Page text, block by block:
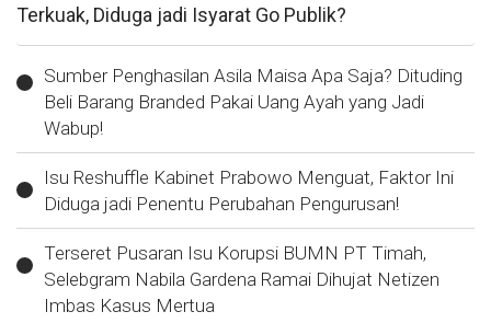
Terkuak, Diduga jadi Isyarat Go Publik?
Sumber Penghasilan Asila Maisa Apa Saja? Dituding
Beli Barang Branded Pakai Uang Ayah yang Jadi
Wabup!
Isu Reshuffle Kabinet Prabowo Menguat, Faktor Ini
Diduga jadi Penentu Perubahan Pengurusan!
Terseret Pusaran Isu Korupsi BUMN PT Timah,
Selebgram Nabila Gardena Ramai Dihujat Netizen
Imbas Kasus Mertua